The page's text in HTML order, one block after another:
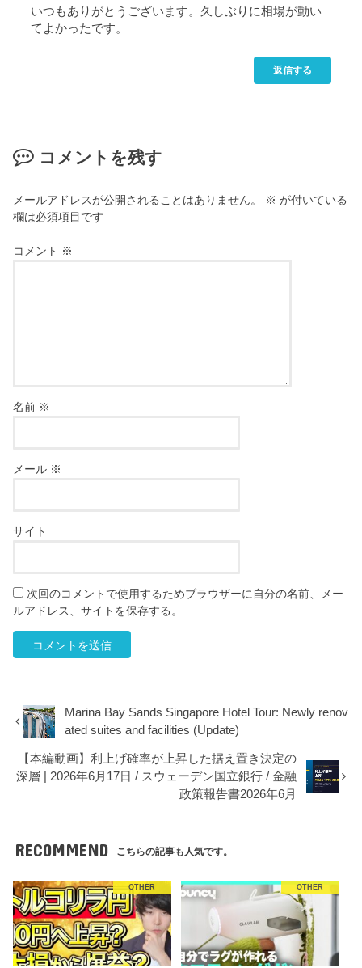
いつもありがとうございます。久しぶりに相場が動い
てよかったです。
返信する
コメントを残す
メールアドレスが公開されることはありません。 ※ が付いている
欄は必須項目です
コメント ※
名前 ※
メール ※
サイト
次回のコメントで使用するためブラウザーに自分の名前、メー
ルアドレス、サイトを保存する。
Marina Bay Sands Singapore Hotel Tour: Newly renov
ated suites and facilities (Update)
【本編動画】利上げ確率が上昇した据え置き決定の
深層 | 2026年6月17日 / スウェーデン国立銀行 / 金融
政策報告書2026年6月
RECOMMEND こちらの記事も人気です。
OTHER OTHER